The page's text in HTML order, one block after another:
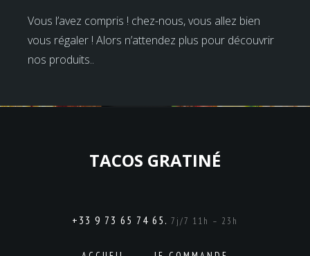
Vous l’avez compris ! chez-nous, vous allez bien
vous régaler ! Alors n’attendez plus pour découvrir
nos produits..
TACOS GRATINÉ
+33 9 73 65 74 65. 7j/7 11h – 23h